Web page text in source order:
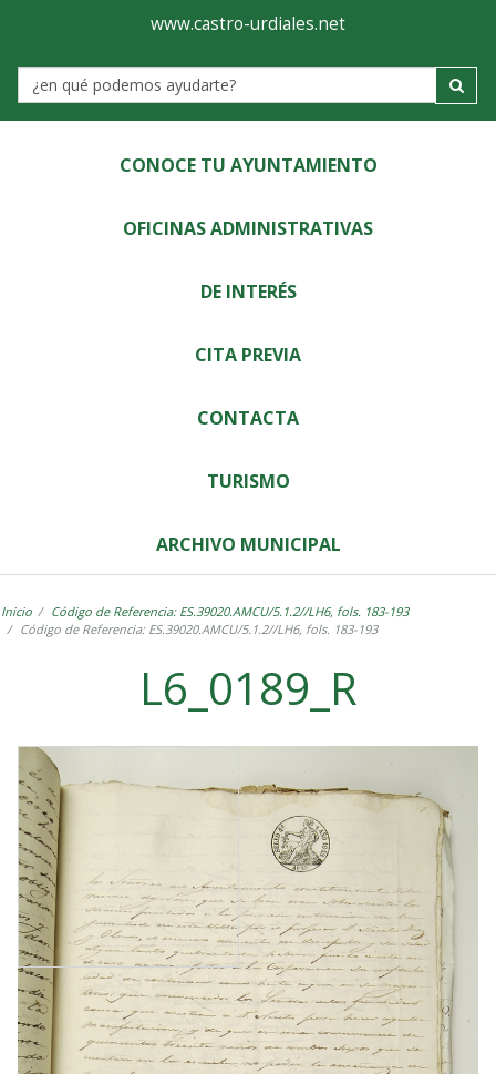
Ayuntamiento
de
Castro-
Urdiales
www.castro-urdiales.net
Label
CONOCE TU AYUNTAMIENTO
OFICINAS ADMINISTRATIVAS
DE INTERÉS
CITA PREVIA
CONTACTA
TURISMO
ARCHIVO MUNICIPAL
Inicio
Código de Referencia: ES.39020.AMCU/5.1.2//LH6, fols. 183-193
Código de Referencia: ES.39020.AMCU/5.1.2//LH6, fols. 183-193
L6_0189_R